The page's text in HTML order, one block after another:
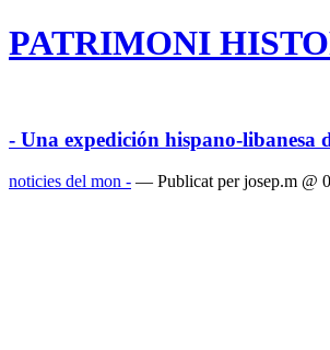
PATRIMONI
- Una expedición hispano-libanesa
noticies del mon - — Publicat per josep.m @